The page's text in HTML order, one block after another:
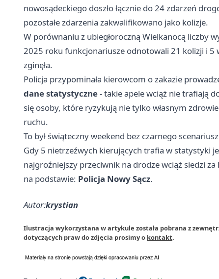
nowosądeckiego doszło łącznie do 24 zdarzeń
pozostałe zdarzenia zakwalifikowano jako kolizje.
W porównaniu z ubiegłoroczną Wielkanocą liczby
2025 roku funkcjonariusze odnotowali 21 kolizji i 5
zginęła.
Policja przypominała kierowcom o zakazie
dane statystyczne- takie apele wciąż nie trafiają
się osoby, które ryzykują nie tylko własnym
ruchu.
To był świąteczny weekend bez czarnego
Gdy 5 nietrzeźwych kierujących trafia w statystyki
najgroźniejszy przeciwnik na drodze wciąż siedzi
na podstawie: Policja Nowy Sącz.
Autor:krystian
Ilustracja wykorzystana w artykule została pobrana z
dotyczących praw do zdjęcia prosimy o kontakt.